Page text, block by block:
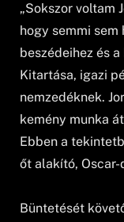
„Sokszor voltam
hogy semmi
beszédeihez és
Kitartása, igazi
nemzedéknek.
kemény munka
Ebben a
őt alakító, Oscar-
Büntetését